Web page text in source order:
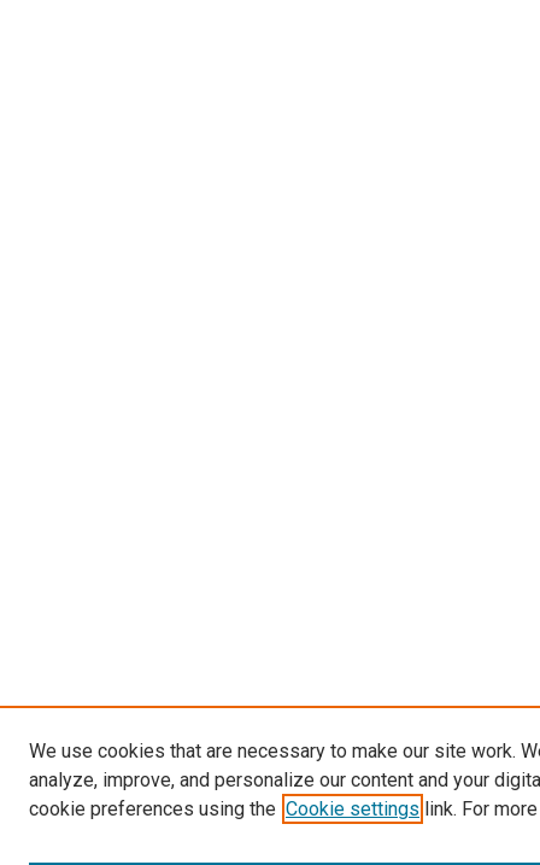
We use cookies that are necessary to make our site work.
analyze, improve, and personalize our content and your
cookie preferences using the Cookie settings link. For